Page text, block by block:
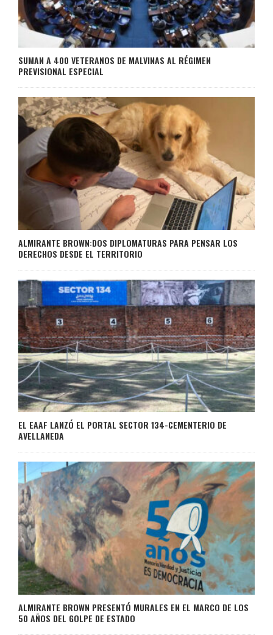
SUMAN A 400 VETERANOS DE MALVINAS AL RÉGIMEN
PREVISIONAL ESPECIAL
ALMIRANTE BROWN:DOS DIPLOMATURAS PARA PENSAR LOS
DERECHOS DESDE EL TERRITORIO
EL EAAF LANZÓ EL PORTAL SECTOR 134-CEMENTERIO DE
AVELLANEDA
ALMIRANTE BROWN PRESENTÓ MURALES EN EL MARCO DE LOS
50 AÑOS DEL GOLPE DE ESTADO